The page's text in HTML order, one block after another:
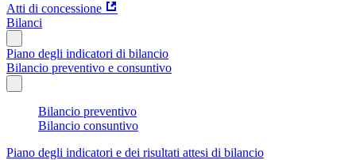
Atti di concessione
Bilanci
Piano degli indicatori di bilancio
Bilancio preventivo e consuntivo
Bilancio preventivo
Bilancio consuntivo
Piano degli indicatori e dei risultati attesi di bilancio